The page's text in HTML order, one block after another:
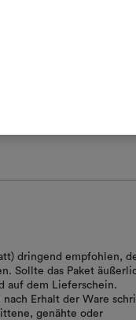
dringend empfohlen,
Sollte das Paket
auf dem Lieferschein.
nach Erhalt der Ware
genähte oder
Um